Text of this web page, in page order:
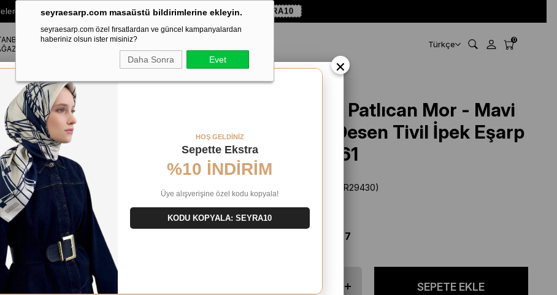
seyraesarp.com masaüstü bildirimlerine ekleyin.
seyraesarp.com özel fırsatlardan ve güncel kampanyalardan
haberiniz olsun ister misiniz?
Daha Sonra Evet
Özel Sepette%10 EKSTRA İNDİRİM HEDİYE ÇEKİ! KOD: SEYRA10
ŞALAKSESUAR Türkçe 0
- Mavi Çiçek Desen Tivil İpek Eşarp 9153 - 61
Armine Patlıcan Mor - Mavi
Çiçek Desen Tivil İpek Eşarp
9153 - 61
(SYR29430)
$ 41.67
×
HOŞ GELDİNİZ
Sepette Ekstra
%10 İNDİRİM
Üye alışverişine özel kodu kopyala!
KODU KOPYALA: SEYRA10